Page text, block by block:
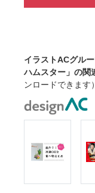
イラストACグル
ハムスター」の関
ンロードできます）